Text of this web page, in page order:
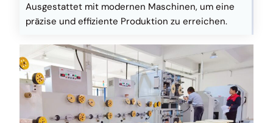
Ausgestattet mit modernen Maschinen, um eine
präzise und effiziente Produktion zu erreichen.